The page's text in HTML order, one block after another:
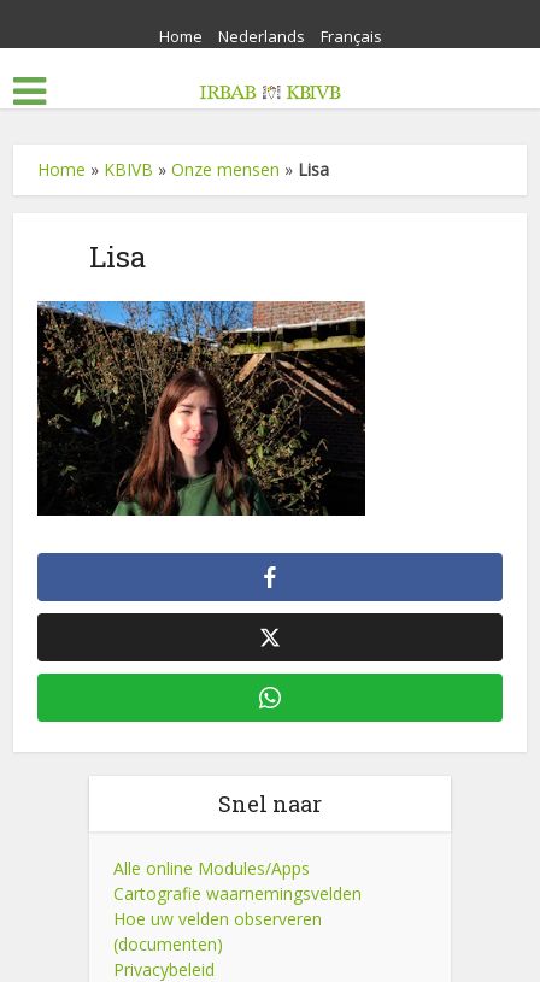
Home Nederlands Français
Home » KBIVB »Onze mensen » Lisa
Lisa
Snel naar
Alle online Modules/Apps
Cartografie waarnemingsvelden
Hoe uw velden observeren
(documenten)
Privacybeleid